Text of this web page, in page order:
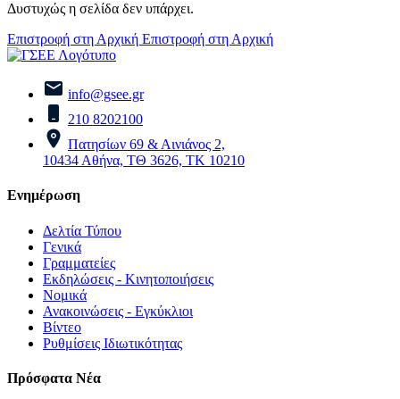
Δυστυχώς η σελίδα δεν υπάρχει.
Επιστροφή στη Αρχική Επιστροφή στη Αρχική
info@gsee.gr
210 8202100
Πατησίων 69 & Αινιάνος 2,
10434 Αθήνα, ΤΘ 3626, ΤΚ 10210
Ενημέρωση
Δελτία Τύπου
Γενικά
Γραμματείες
Εκδηλώσεις - Κινητοποιήσεις
Νομικά
Ανακοινώσεις - Εγκύκλιοι
Βίντεο
Ρυθμίσεις Ιδιωτικότητας
Πρόσφατα Νέα